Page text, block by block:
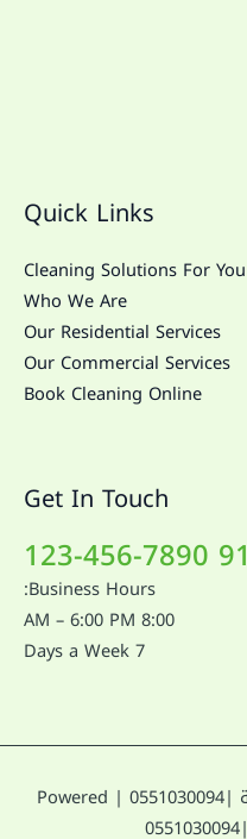
Quick Links
Cleaning Solutions For You
Who We Are
Our Residential Services
Our Commercial Services
Book Cleaning Online
Get In Touch
91 123-456-7890
Business Hours:
8:00 AM – 6:00 PM
7 Days a Week
Copyright © 2026 خدمات الصيانة |0551030094 | Powered